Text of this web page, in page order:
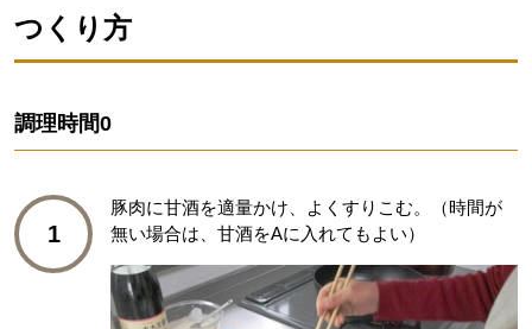
つくり方
調理時間0
1
豚肉に甘酒を適量かけ、よくすりこむ。（時間が
無い場合は、甘酒をAに入れてもよい）